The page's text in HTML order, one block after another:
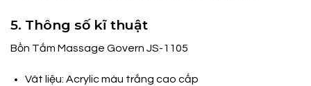
5. Thông số kĩ thuật
Bồn Tắm Massage Govern JS-1105
Vât liệu: Acrylic màu trắng cao cấp